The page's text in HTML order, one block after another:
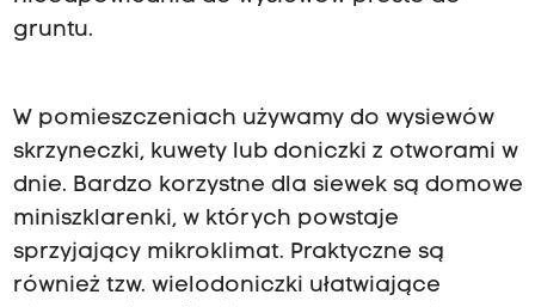
gruntu.
W pomieszczeniach używamy do wysiewów
skrzyneczki, kuwety lub doniczki z otworami w
dnie. Bardzo korzystne dla siewek są domowe
miniszklarenki, w których powstaje
sprzyjający mikroklimat. Praktyczne są
również tzw. wielodoniczki ułatwiające